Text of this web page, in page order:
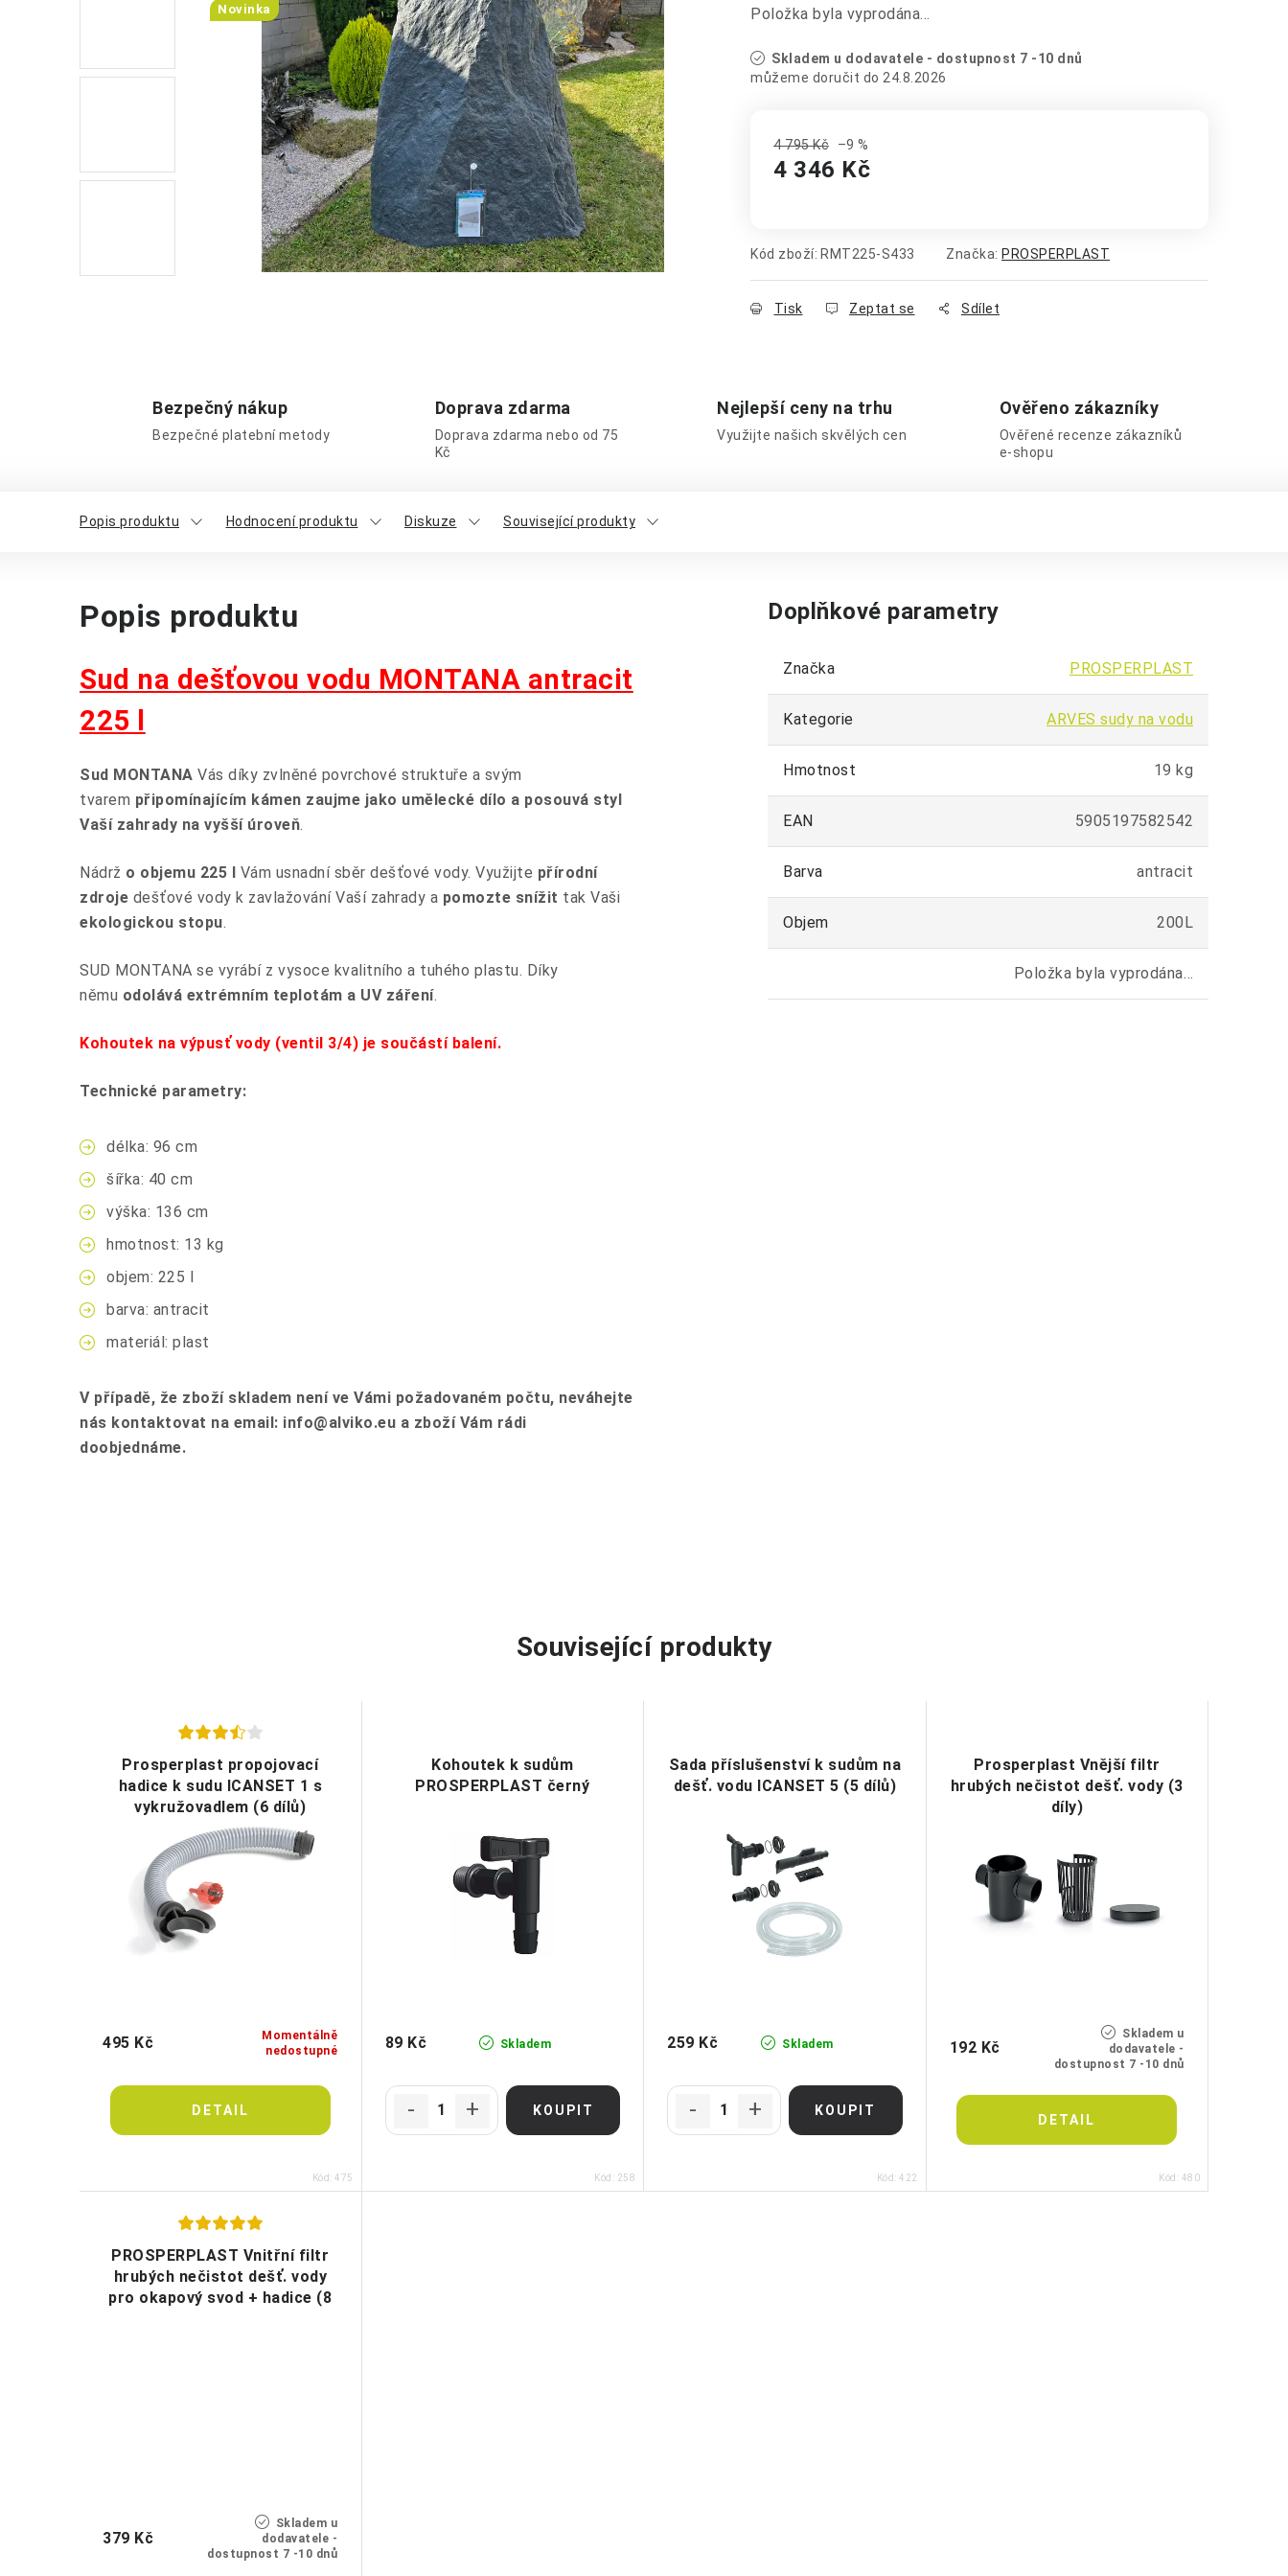
Položka byla vyprodána…
Skladem u dodavatele - dostupnost 7 -10 dnů
24.8.2026
4 795 Kč –9 %
4 346 Kč
Kód zboží: RMT225-S433 Značka: PROSPERPLAST
Tisk Zeptat se Sdílet
Novinka
Bezpečný nákup
Bezpečné platební metody
Doprava zdarma
Doprava zdarma nebo od 75
Kč
Nejlepší ceny na trhu
Využijte našich skvělých cen
Ověřeno zákazníky
Ověřené recenze zákazníků
e-shopu
Popis produktu Hodnocení produktu Diskuze Související produkty
Popis produktu
Sud na dešťovou vodu MONTANA antracit
225 l
Sud MONTANA Vás díky zvlněné povrchové struktuře a svým
tvarem připomínajícím kámen zaujme jako umělecké dílo a posouvá styl
Vaší zahrady na vyšší úroveň.
Nádrž o objemu 225 l Vám usnadní sběr dešťové vody. Využijte přírodní
zdroje dešťové vody k zavlažování Vaší zahrady a pomozte snížit tak Vaši
ekologickou stopu.
SUD MONTANA se vyrábí z vysoce kvalitního a tuhého plastu. Díky
němu odolává extrémním teplotám a UV záření.
Kohoutek na výpusť vody (ventil 3/4) je součástí balení.
Technické parametry:
délka: 96 cm
šířka: 40 cm
výška: 136 cm
hmotnost: 13 kg
objem: 225 l
barva: antracit
materiál: plast
V případě, že zboží skladem není ve Vámi požadovaném počtu, neváhejte
nás kontaktovat na email: info@alviko.eu a zboží Vám rádi
doobjednáme.
Doplňkové parametry
Značka PROSPERPLAST
Kategorie ARVES sudy na vodu
Hmotnost 19 kg
EAN 5905197582542
Barva antracit
Objem 200L
Položka byla vyprodána…
Související produkty
Prosperplast propojovací
hadice k sudu ICANSET 1 s
vykružovadlem (6 dílů)
Momentálně
nedostupné
495 Kč
Kód: 475
Kohoutek k sudům
PROSPERPLAST černý
Skladem
89 Kč
Kód: 258
Sada příslušenství k sudům na
dešť. vodu ICANSET 5 (5 dílů)
Skladem
259 Kč
Kód: 422
Prosperplast Vnější filtr
hrubých nečistot dešť. vody (3
díly)
Skladem u
dodavatele -
dostupnost 7 -10 dnů
192 Kč
Kód: 480
PROSPERPLAST Vnitřní filtr
hrubých nečistot dešť. vody
pro okapový svod + hadice (8
Skladem u
dodavatele -
dostupnost 7 -10 dnů
379 Kč